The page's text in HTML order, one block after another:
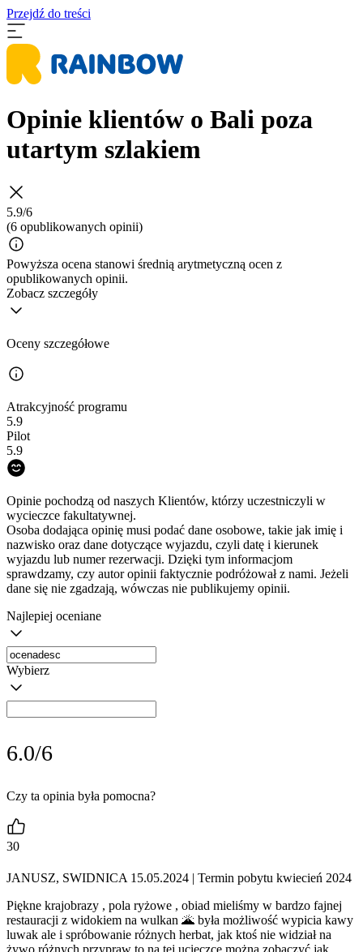
Przejdź do treści
Opinie klientów o Bali poza
utartym szlakiem
5.9/6
(6 opublikowanych opinii)
Powyższa ocena stanowi średnią arytmetyczną ocen z
opublikowanych opinii.
Zobacz szczegóły
Oceny szczegółowe
Atrakcyjność programu
5.9
Pilot
5.9
Opinie pochodzą od naszych Klientów, którzy uczestniczyli w
wycieczce fakultatywnej.
Osoba dodająca opinię musi podać dane osobowe, takie jak imię i
nazwisko oraz dane dotyczące wyjazdu, czyli datę i kierunek
wyjazdu lub numer rezerwacji. Dzięki tym informacjom
sprawdzamy, czy autor opinii faktycznie podróżował z nami. Jeżeli
dane się nie zgadzają, wówczas nie publikujemy opinii.
Najlepiej oceniane
Wybierz
6.0/6
Czy ta opinia była pomocna?
30
JANUSZ, SWIDNICA 15.05.2024 | Termin pobytu kwiecień 2024
Piękne krajobrazy , pola ryżowe , obiad mieliśmy w bardzo fajnej
restauracji z widokiem na wulkan 🌋 była możliwość wypicia kawy
luwak ale i spróbowanie różnych herbat, jak ktoś nie widział na